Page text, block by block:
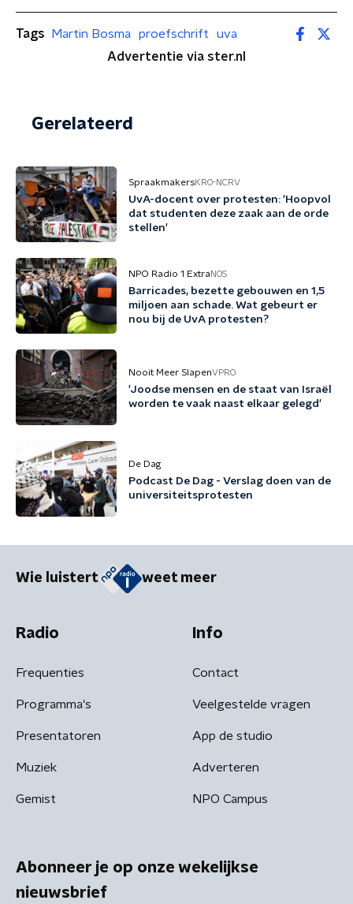
Tags Martin Bosma proefschrift
uva
Advertentie via ster.nl
Gerelateerd
SpraakmakersKRO-NCRV
UvA-docent over protesten: 'Hoopvol
dat studenten deze zaak aan de orde
stellen'
NPO Radio 1 Extra NOS
Barricades, bezette gebouwen en 1,5
miljoen aan schade. Wat gebeurt er
nou bij de UvA protesten?
Nooit Meer SlapenVPRO
'Joodse mensen en de staat van Israël
worden te vaak naast elkaar gelegd'
De Dag
Podcast De Dag - Verslag doen van de
universiteitsprotesten
Wie luistert weet meer
Radio
Frequenties
Programma's
Presentatoren
Muziek
Gemist
Info
Contact
Veelgestelde vragen
App de studio
Adverteren
NPO Campus
Abonneer je op onze wekelijkse
nieuwsbrief